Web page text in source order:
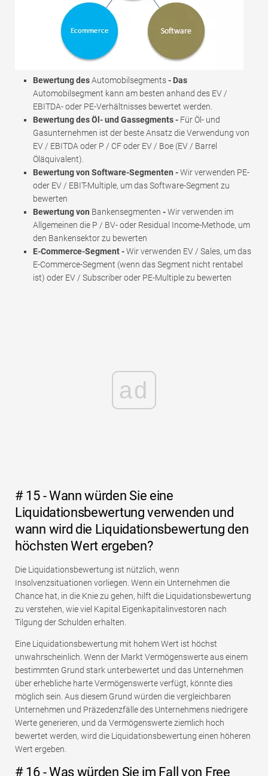
Bewertung desAutomobilsegments- Das
Automobilsegment kann am besten anhand des EV /
EBITDA- oder PE-Verhältnisses bewertet werden.
Bewertung des Öl- und Gassegments - Für Öl- und
Gasunternehmen ist der beste Ansatz die Verwendung von
EV / EBITDA oder P / CF oder EV / Boe (EV / Barrel
Öläquivalent).
Bewertung von Software-Segmenten -Wir verwenden PE-
oder EV / EBIT-Multiple, um das Software-Segment zu
bewerten
Bewertung von Bankensegmenten -Wir verwenden im
Allgemeinen die P / BV- oder Residual Income-Methode, um
den Bankensektor zu bewerten
E-Commerce-Segment -Wir verwenden EV / Sales, um das
E-Commerce-Segment (wenn das Segment nicht rentabel
ist) oder EV / Subscriber oder PE-Multiple zu bewerten
ad
# 15 - Wann würden Sie eine
Liquidationsbewertung verwenden und
wann wird die Liquidationsbewertung den
höchsten Wert ergeben?
Die Liquidationsbewertung ist nützlich, wenn
Insolvenzsituationen vorliegen. Wenn ein Unternehmen die
Chance hat, in die Knie zu gehen, hilft die Liquidationsbewertung
zu verstehen, wie viel Kapital Eigenkapitalinvestoren nach
Tilgung der Schulden erhalten.
Eine Liquidationsbewertung mit hohem Wert ist höchst
unwahrscheinlich. Wenn der Markt Vermögenswerte aus einem
bestimmten Grund stark unterbewertet und das Unternehmen
über erhebliche harte Vermögenswerte verfügt, könnte dies
möglich sein. Aus diesem Grund würden die vergleichbaren
Unternehmen und Präzedenzfälle des Unternehmens niedrigere
Werte generieren, und da Vermögenswerte ziemlich hoch
bewertet werden, wird die Liquidationsbewertung einen höheren
Wert ergeben.
# 16 - Was würden Sie im Fall von Free